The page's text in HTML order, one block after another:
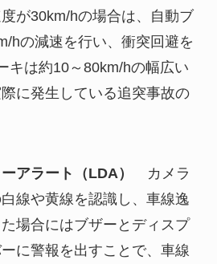
が30km/hの場合は、自動ブ
hの減速を行い、衝突回避を
キは約10～80km/hの幅広い
に発生している追突事故の
ーアラート（LDA）
カメラ
線や黄線を認識し、車線逸
場合にはブザーとディスプ
に警報を出すことで、車線